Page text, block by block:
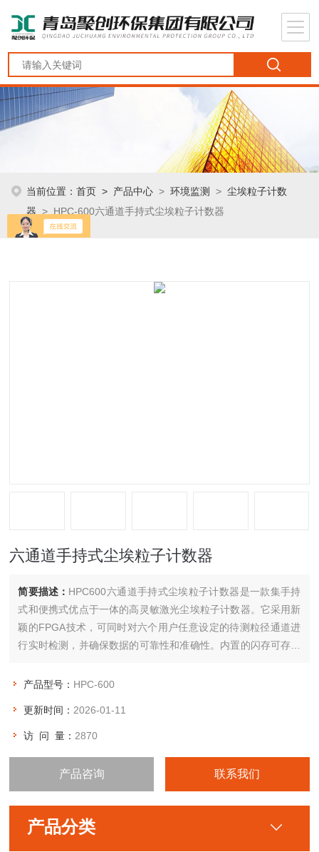
当前位置：首页 > 产品中心 >环境监测 >尘埃粒子计数
器 > HPC-600六通道手持式尘埃粒子计数器
六通道手持式尘埃粒子计数器
简要描述： HPC600六通道手持式尘埃粒子计数器是一款集手持
式和便携式优点于一体的高灵敏激光尘埃粒子计数器。它采用新
颖的FPGA技术，可同时对六个用户任意设定的待测粒径通道进
行实时检测，并确保数据的可靠性和准确性。内置的闪存可存储
程遥测。
产品型号： HPC-600
更新时间： 2026-01-11
访 问 量： 2870
产品咨询 联系我们
产品分类